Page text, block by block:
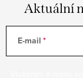
Aktuální
E-mail